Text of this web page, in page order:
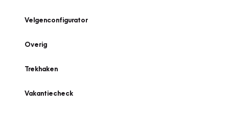
Velgenconfigurator
Overig
Trekhaken
Vakantiecheck